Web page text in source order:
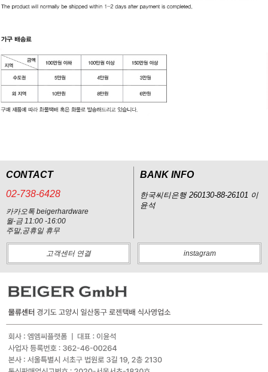
CONTACT
02-738-6428
카카오톡 beigerhardware
월-금 11:00 -16:00
주말,공휴일 휴무
BANK INFO
한국씨티은행 260130-88-26101 이
윤석
고객센터 연결 instagram